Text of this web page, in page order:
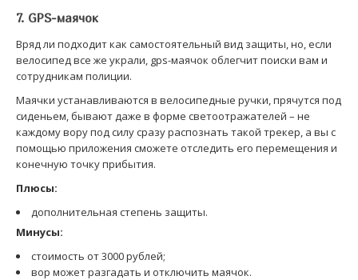
7. GPS-маячок
Вряд ли подходит как самостоятельный вид защиты, но, если
велосипед все же украли, gps-маячок облегчит поиски вам и
сотрудникам полиции.
Маячки устанавливаются в велосипедные ручки, прячутся под
сиденьем, бывают даже в форме светоотражателей – не
каждому вору под силу сразу распознать такой трекер, а вы с
помощью приложения сможете отследить его перемещения и
конечную точку прибытия.
Плюсы:
дополнительная степень защиты.
Минусы:
стоимость от 3000 рублей;
вор может разгадать и отключить маячок.